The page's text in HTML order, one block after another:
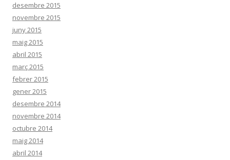
desembre 2015
novembre 2015
juny 2015
maig 2015
abril 2015
març 2015
febrer 2015
gener 2015
desembre 2014
novembre 2014
octubre 2014
maig 2014
abril 2014